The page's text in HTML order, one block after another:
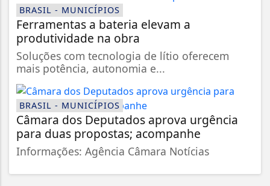
BRASIL - MUNICÍPIOS
Ferramentas a bateria elevam a
produtividade na obra
Soluções com tecnologia de lítio oferecem
mais potência, autonomia e...
BRASIL - MUNICÍPIOS
Câmara dos Deputados aprova urgência
para duas propostas; acompanhe
Informações: Agência Câmara Notícias